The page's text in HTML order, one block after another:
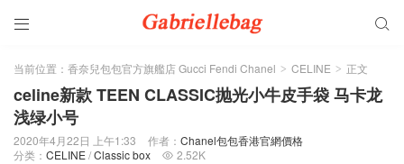
 
当前位置： 香奈兒包包官方旗艦店 Gucci Fendi Chanel > CELINE > 正文
celine新款 TEEN CLASSIC抛光小牛皮手袋 马卡龙
浅绿小号
2020年4月22日 上午1:33 作者： Chanel包包香港官網價格
分类： CELINE/Classic box  2.52K